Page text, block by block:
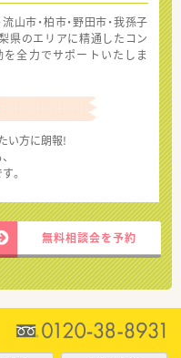
山市・柏市・野田市・我孫子
県のエリアに精通したコン
全力でサポートいたしま
い方に朗報!
。
無料相談会を予約